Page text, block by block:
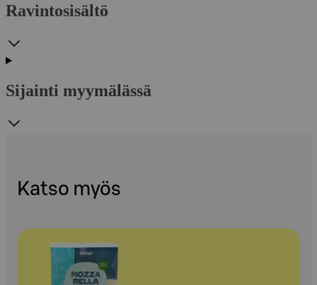
Ravintosisältö
Sijainti myymälässä
Katso myös